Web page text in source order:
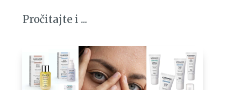
Pročitajte i ...